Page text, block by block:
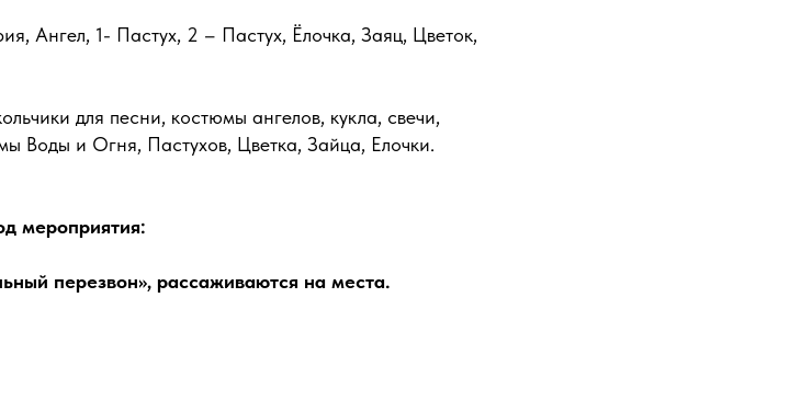
Ангел, 1- Пастух, 2 – Пастух, Ёлочка, Заяц, Цветок,
для песни, костюмы ангелов, кукла, свечи,
Воды и Огня, Пастухов, Цветка, Зайца, Елочки.
мероприятия:
перезвон», рассаживаются на места.